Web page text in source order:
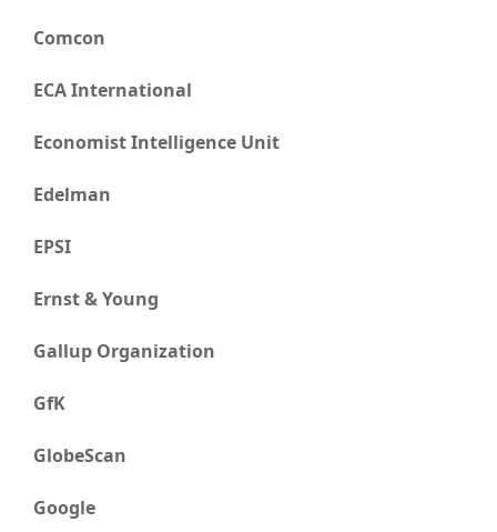
Comcon
ECA International
Economist Intelligence Unit
Edelman
EPSI
Ernst & Young
Gallup Organization
GfK
GlobeScan
Google